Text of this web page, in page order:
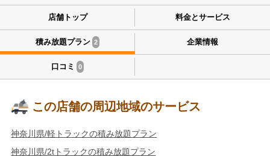
店舗トップ 料金とサービス
積み放題プラン 2 企業情報
口コミ 0
この店舗の周辺地域のサービス
神奈川県/軽トラックの積み放題プラン
神奈川県/2tトラックの積み放題プラン